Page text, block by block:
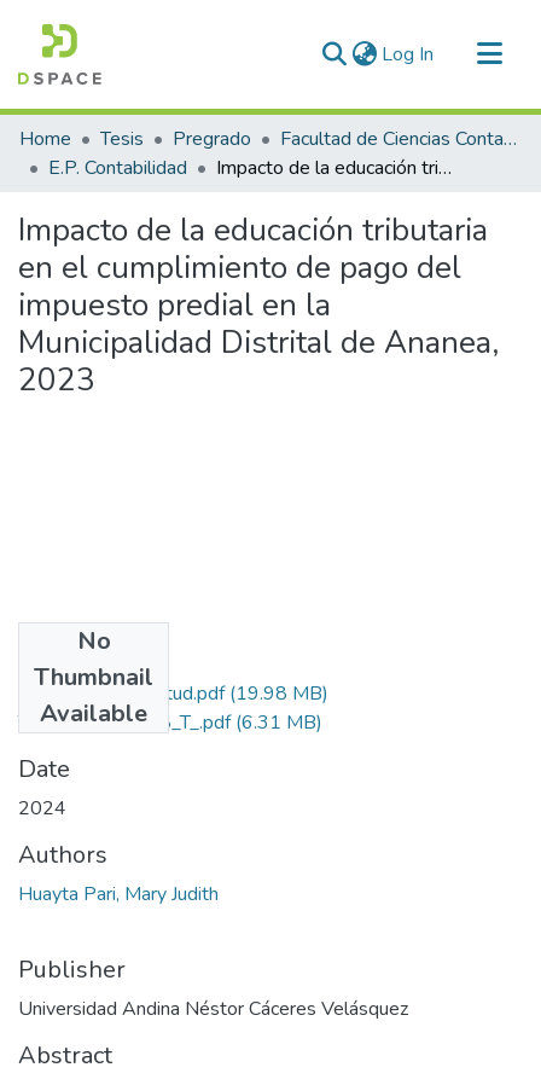
Log In (current)
Communities & Collections
All of DSpace
Home Tesis Pregrado
Facultad de Ciencias Contables y Financieras
E.P. Contabilidad
Impacto de la educación tributaria en el cumplimiento de pago del impuesto predial en la Municipalidad Distrital de Ananea, 2023
Impacto de la educación tributaria
en el cumplimiento de pago del
impuesto predial en la
Municipalidad Distrital de Ananea,
2023
No
Thumbnail
Available
Grado de Similitud.pdf(19.98 MB)
T036_73599368_T_.pdf(6.31 MB)
Date
2024
Authors
Huayta Pari, Mary Judith
Publisher
Universidad Andina Néstor Cáceres Velásquez
Abstract